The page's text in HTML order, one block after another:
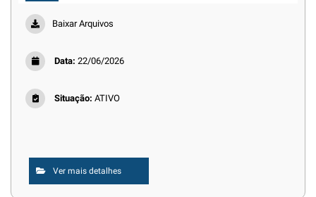
Baixar Arquivos
Data: 22/06/2026
Situação: ATIVO
Ver mais detalhes